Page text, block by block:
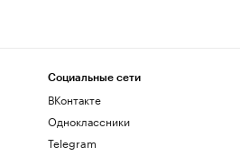
Социальные сети
ВКонтакте
Одноклассники
Telegram